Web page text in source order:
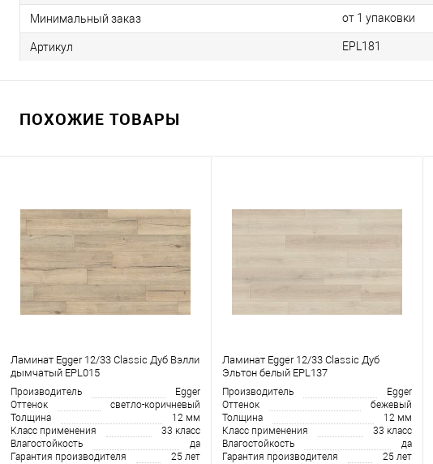
Минимальный заказ от 1 упаковки
Артикул EPL181
ПОХОЖИЕ ТОВАРЫ
Ламинат Egger 12/33 Classic Дуб Вэлли
дымчатый EPL015
Производитель
Egger
Оттенок
светло-коричневый
Толщина
12 мм
Класс применения
33 класс
Влагостойкость
да
Гарантия производителя
25 лет
Ламинат Egger 12/33 Classic Дуб
Эльтон белый EPL137
Производитель
Egger
Оттенок
бежевый
Толщина
12 мм
Класс применения
33 класс
Влагостойкость
да
Гарантия производителя
25 лет